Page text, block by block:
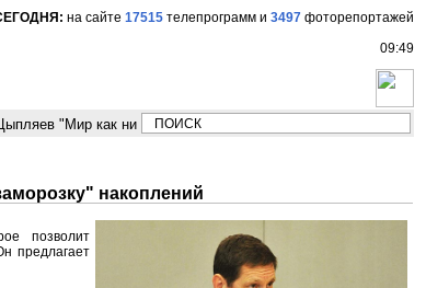
на сайте 17515 телепрограмм и 3497 фоторепортажей
09:49
"Мир как никогда близко стоит к угрозе третьей
накоплений
позволит
предлагает